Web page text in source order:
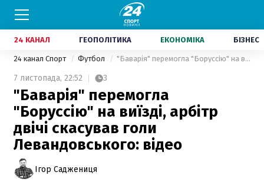
24 КАНАЛ ГЕОПОЛІТИКА ЕКОНОМІКА БІЗНЕС
24 канал Спорт Футбол "Баварія" перемогла "Боруссію" на виїзді, арбітр двічі скасував голи Левандовського: відео
7 листопада, 22:52 3
"Баварія" перемогла
"Боруссію" на виїзді, арбітр
двічі скасував голи
Левандовського: відео
Ігор Саджениця